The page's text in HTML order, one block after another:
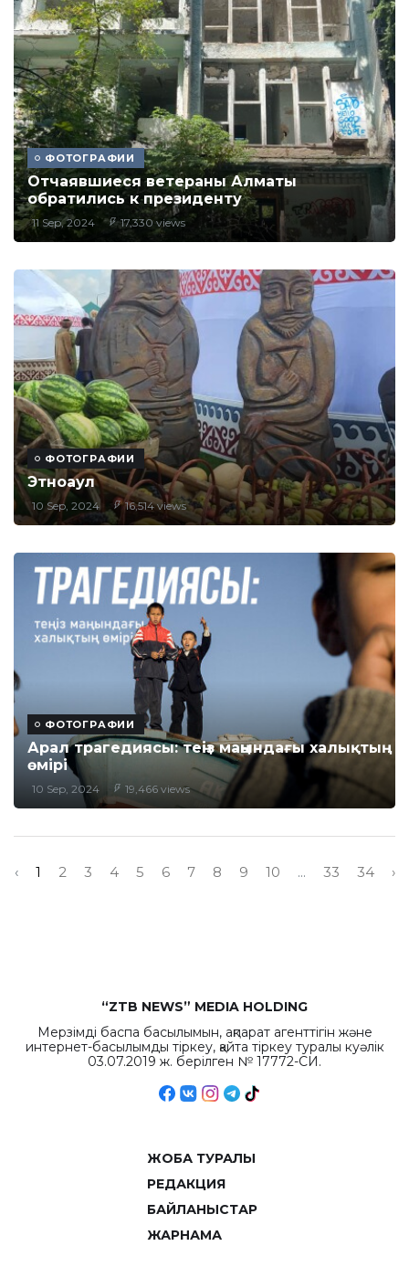
ФОТОГРАФИИ
Отчаявшиеся ветераны Алматы
обратились к президенту
11 Sep, 2024 17,330 views
ФОТОГРАФИИ
Этноаул
10 Sep, 2024 16,514 views
ФОТОГРАФИИ
Арал трагедиясы: теңіз маңындағы халықтың
өмірі
10 Sep, 2024 19,466 views
‹ 1 2 3 4 5 6 7 8 9 10 ... 33 34 ›
“ZTB NEWS” MEDIA HOLDING
Мерзімді баспа басылымын, ақпарат агенттігін және
интернет-басылымды тіркеу, қайта тіркеу туралы куәлік
03.07.2019 ж. берілген № 17772-СИ.
ЖОБА ТУРАЛЫ
РЕДАКЦИЯ
БАЙЛАНЫСТАР
ЖАРНАМА